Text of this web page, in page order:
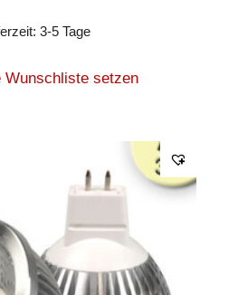
3-5 Tage
Wunschliste setzen